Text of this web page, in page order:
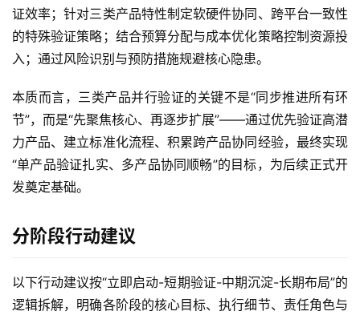
证效率；针对三类产品特性制定软硬件协同、跨平台一致性
的特殊验证策略；结合预算分配与成本优化策略控制资源投
入；通过风险识别与预防措施规避核心隐患。
本质而言，三类产品并行验证的关键不是“同步推进所有环
节”，而是“先聚焦核心、再逐步扩展”——通过优先验证高潜
力产品、建立标准化流程、积累跨产品协同经验，最终实现
“单产品验证扎实、多产品协同顺畅”的目标，为后续正式开
发奠定基础。
分阶段行动建议
以下行动建议按“立即启动-短期验证-中期沉淀-长期布局”的
逻辑拆解，明确各阶段的核心目标、执行细节、责任角色与